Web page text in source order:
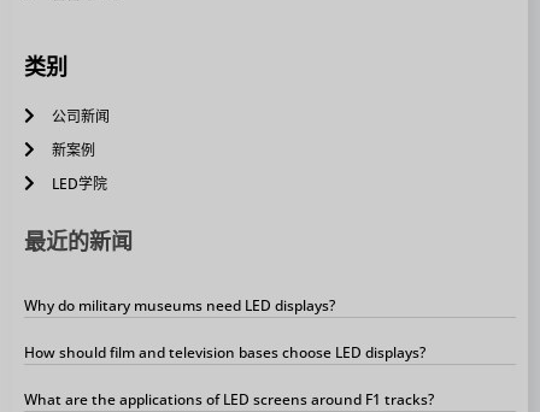
类别
公司新闻
新案例
LED学院
最近的新闻
Why do military museums need LED displays?
How should film and television bases choose LED displays?
What are the applications of LED screens around F1 tracks?